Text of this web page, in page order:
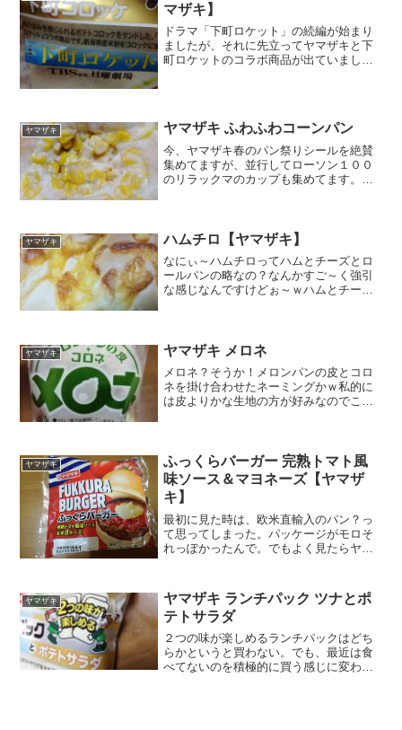
マザキ】
ドラマ「下町ロケット」の続編が始まり
ましたが、それに先立ってヤマザキと下
町ロケットのコラボ商品が出ていまし
たんですね。今度のドラマの...
ヤマザキ ヤマザキ ふわふわコーンパン
今、ヤマザキ春のパン祭りシールを絶賛
集めてますが、並行してローソン１００
のリラックマのカップも集めてます。４
の一つ。ふわふわコーンパン...
ヤマザキ ハムチロ【ヤマザキ】
なにぃ～ハムチロってハムとチーズとロ
ールパンの略なの？なんかすご～く強引
な感じなんですけどぉ～ｗハムとチーズ
もちょっと食べたくなった...
ヤマザキ ヤマザキ メロネ
メロネ？そうか！メロンパンの皮とコロ
ネを掛け合わせたネーミングかｗ私的に
は皮よりかな生地の方が好みなのでこれ
かなか珍しい感じで気にな...
ヤマザキ
ふっくらバーガー 完熟トマト風
味ソース＆マヨネーズ【ヤマザ
キ】
最初に見た時は、欧米直輸入のパン？っ
て思ってしまった。パッケージがモロそ
れっぽかったんで。でもよく見たらヤマ
ージが気に入った。それに総菜パンって
菓子パンに比べて食べてな...
ヤマザキ
ヤマザキ ランチパック ツナとポ
テトサラダ
２つの味が楽しめるランチパックはどち
らかというと買わない。でも、最近は食
べてないのを積極的に買う感じに変わっ